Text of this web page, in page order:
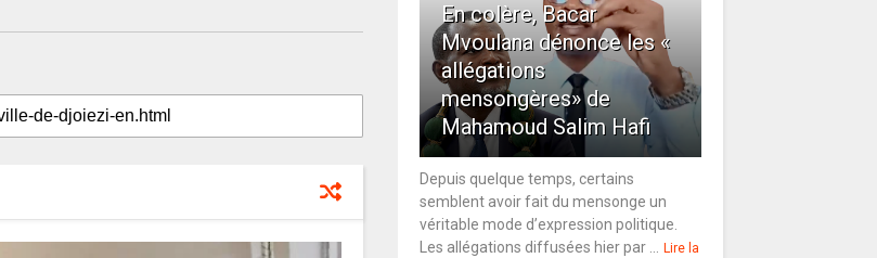
En colère, Bacar
Mvoulana dénonce les «
allégations
mensongères» de
Mahamoud Salim Hafi
Depuis quelque temps, certains
semblent avoir fait du mensonge un
véritable mode d’expression politique.
Les allégations diffusées hier par ...
Lire la